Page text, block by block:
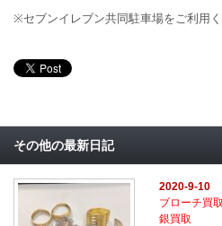
※セブンイレブン共同駐車場をご利用
その他の最新日記
2020-9-10
ブローチ買取
銀買取